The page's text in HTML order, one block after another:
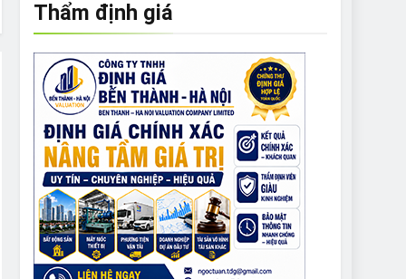
to What Bulldogs Can (and can’t) Eat
Run Long Distances?
Do I Need to Groom My Bulldog
Thẩm định giá